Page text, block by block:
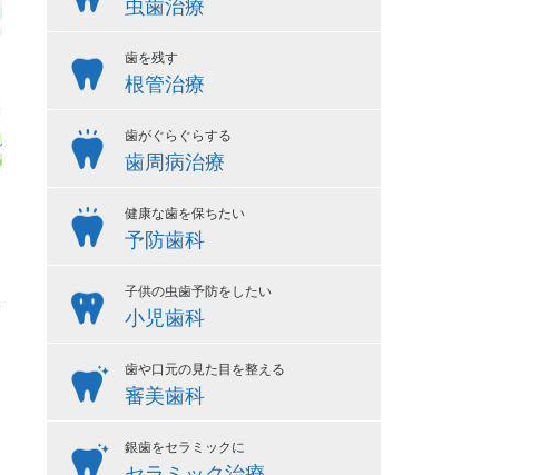
虫歯治療
歯を残す
根管治療
歯がぐらぐらする
歯周病治療
健康な歯を保ちたい
予防歯科
子供の虫歯予防をしたい
小児歯科
歯や口元の見た目を整える
審美歯科
銀歯をセラミックに